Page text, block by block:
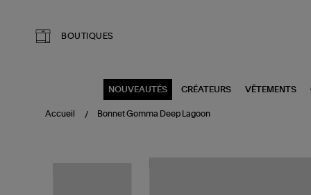
BOUTIQUES
NOUVEAUTÉS CRÉATEURS VÊTEMENTS
Accueil Bonnet Gomma Deep Lagoon